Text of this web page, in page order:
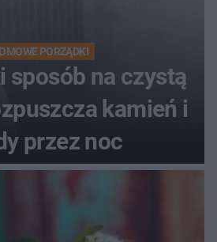
PORZĄDKI
sposób na czystą
kamień i
przez noc